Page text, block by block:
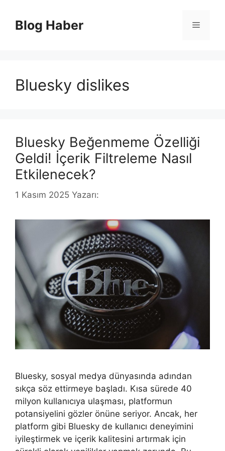
Blog Haber Menü
Bluesky dislikes
Bluesky Beğenmeme Özelliği
Geldi! İçerik Filtreleme Nasıl
Etkilenecek?
1 Kasım 2025 Yazarı:
Bluesky, sosyal medya dünyasında adından
sıkça söz ettirmeye başladı. Kısa sürede 40
milyon kullanıcıya ulaşması, platformun
potansiyelini gözler önüne seriyor. Ancak, her
platform gibi Bluesky de kullanıcı deneyimini
iyileştirmek ve içerik kalitesini artırmak için